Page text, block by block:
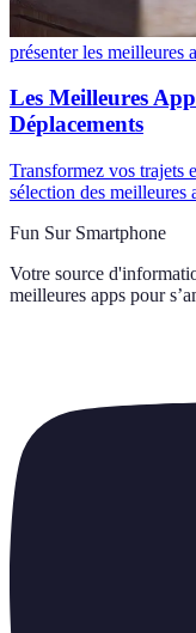
présenter les meilleures
Les Meilleures
Déplacements
Transformez vos trajets
sélection des meilleures
Fun Sur Smartphone
Votre source
meilleures apps pour